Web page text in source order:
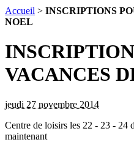
Accueil > INSCRIPTIONS
NOEL
VACANCES
jeudi 27 novembre 2014
Centre de loisirs les 22 - 23 - 24
maintenant